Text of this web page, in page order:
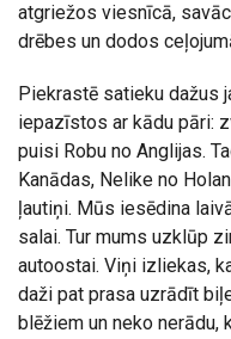
atgriežos viesnīcā,
drēbes un dodos
Piekrastē satieku dažus
iepazīstos ar kādu pāri:
puisi Robu no Anglijas.
Kanādas, Nelike no
ļautiņi. Mūs iesēdina
salai. Tur mums uzklūp
autoostai. Viņi izliekas,
daži pat prasa uzrādīt
blēžiem un neko nerādu,